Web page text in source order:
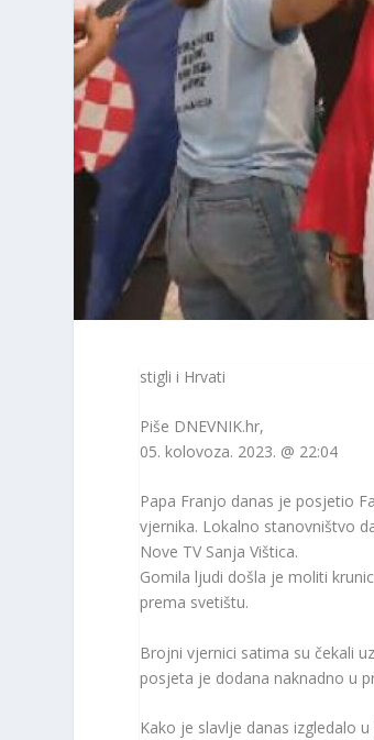
stigli i Hrvati
Piše DNEVNIK.hr,
05. kolovoza. 2023. @ 22:04
Papa Franjo danas je posjetio
vjernika. Lokalno stanovništvo
Nove TV Sanja Vištica.
Gomila ljudi došla je moliti
prema svetištu.
Brojni vjernici satima su čekali
posjeta je dodana naknadno u
Kako je slavlje danas izgledalo